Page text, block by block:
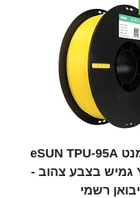
גליל פילמנט eSUN TPU-95A
YELLOW גמיש בצבע צהוב -
יבואן רשמי